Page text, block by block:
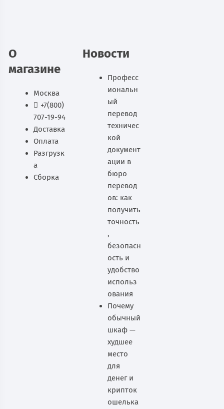
О
магазине
Москва
+7(800)
707-19-94
Доставка
Оплата
Разгрузк
а
Сборка
Новости
Професс
иональн
ый
перевод
техничес
кой
документ
ации в
бюро
перевод
ов: как
получить
точность
,
безопасн
ость и
удобство
использ
ования
Почему
обычный
шкаф —
худшее
место
для
денег и
крипток
ошелька